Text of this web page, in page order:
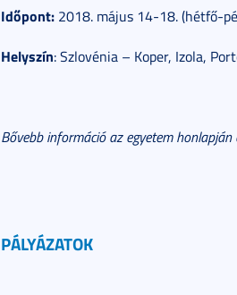
Időpont: 2018. május 14-18. (hétfő-
Helyszín: Szlovénia – Koper, Izola,
Bővebb információ az egyetem honlapján
PÁLYÁZATOK